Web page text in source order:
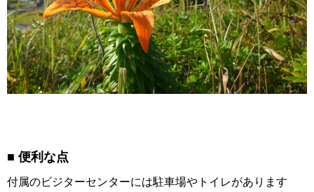
便利な点
付属のビジターセンターには駐車場やトイレがあります